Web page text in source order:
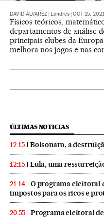
DAVID ÁLVAREZ Londres OCT 15,
Físicos teóricos,
departamentos de análise
principais clubes da
melhora nos jogos e nas
ÚLTIMAS NOTICIAS
12:15 Bolsonaro, a
12:15 Lula, uma
21:14
O programa eleitoral
impostos para os ricos e
20:55
Programa eleitoral